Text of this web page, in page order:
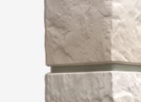
Гарантии
Чертежи
Текстуры
Фото